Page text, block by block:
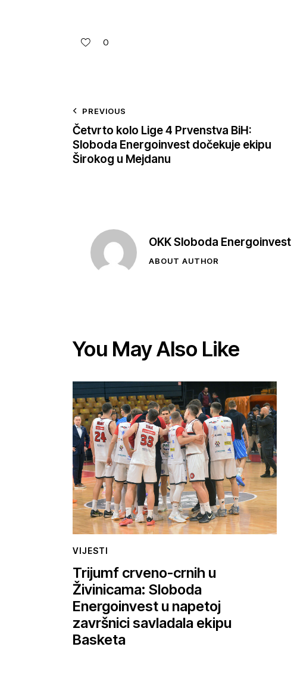
0
PREVIOUS
Četvrto kolo Lige 4 Prvenstva BiH:
Sloboda Energoinvest dočekuje ekipu
Širokog u Mejdanu
OKK Sloboda Energoinvest
ABOUT AUTHOR
You May Also Like
VIJESTI
Trijumf crveno-crnih u
Živinicama: Sloboda
Energoinvest u napetoj
završnici savladala ekipu
Basketa